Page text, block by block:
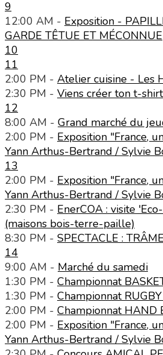
9
12:00 AM - Exposition -
GARDE TÊTUE ET MÉCONNUE
10
11
2:00 PM - Atelier cuisine - Les
2:30 PM - Viens créer ton t-shirt
12
8:00 AM - Grand marché du
2:00 PM - Exposition "France,
Yann Arthus-Bertrand / Sylvie
13
2:00 PM - Exposition "France,
Yann Arthus-Bertrand / Sylvie
2:30 PM - EnerCOA : visite
(maisons bois-terre-paille)
8:30 PM - SPECTACLE :
14
9:00 AM - Marché du samedi
1:30 PM - Championnat
1:30 PM - Championnat
2:00 PM - Championnat HAND
2:00 PM - Exposition "France,
Yann Arthus-Bertrand / Sylvie